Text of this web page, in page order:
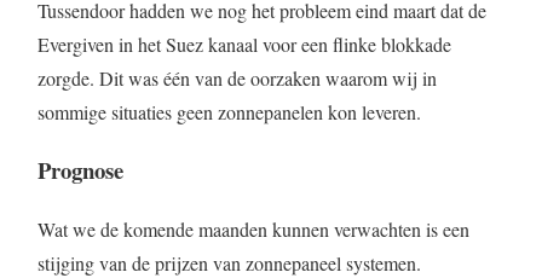
Tussendoor hadden we nog het probleem eind maart dat de
Evergiven in het Suez kanaal voor een flinke blokkade
zorgde. Dit was één van de oorzaken waarom wij in
sommige situaties geen zonnepanelen kon leveren.
Prognose
Wat we de komende maanden kunnen verwachten is een
stijging van de prijzen van zonnepaneel systemen.